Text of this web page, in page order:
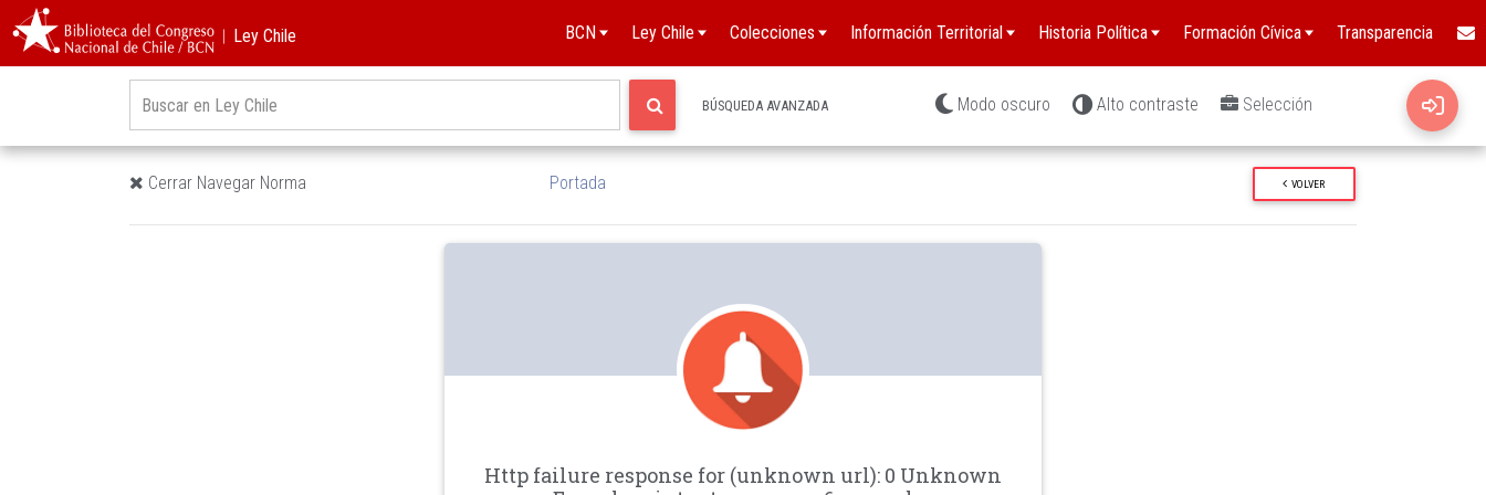
︱Ley Chile BCN Ley Chile Colecciones Información Territorial Historia Política Formación Cívica Transparencia
BÚSQUEDA AVANZADA Modo oscuro Alto contraste Selección
Cerrar Navegar Norma Portada VOLVER
Http failure response for (unknown url): 0 Unknown